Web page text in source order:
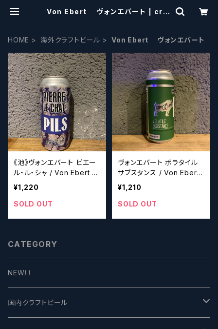
Von Ebert ヴォンエバート | craf
HOME 海外クラフトビール Von Ebert ヴォンエバート
《池》ヴォンエバート ピエー
ル・ル・シャ / Von Ebert PI
ERRE LE CHAT 【クラフト
ビールシザーズ】
¥1,220
SOLD OUT
ヴォンエバート ボラタイル
サブスタンス / Von Ebert
Volatile Substance【クラ
フトビールシザーズ】
¥1,210
SOLD OUT
CATEGORY
NEW！！
国内クラフトビール